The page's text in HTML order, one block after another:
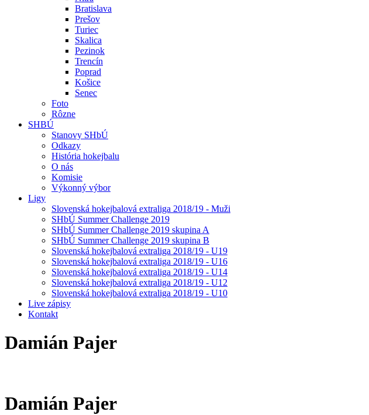
Bratislava
Prešov
Turiec
Skalica
Pezinok
Trencín
Poprad
Košice
Senec
Foto
Rôzne
SHBÚ
Stanovy SHbÚ
Odkazy
História hokejbalu
O nás
Komisie
Výkonný výbor
Ligy
Slovenská hokejbalová extraliga 2018/19 - Muži
SHbÚ Summer Challenge 2019
SHbÚ Summer Challenge 2019 skupina A
SHbÚ Summer Challenge 2019 skupina B
Slovenská hokejbalová extraliga 2018/19 - U19
Slovenská hokejbalová extraliga 2018/19 - U16
Slovenská hokejbalová extraliga 2018/19 - U14
Slovenská hokejbalová extraliga 2018/19 - U12
Slovenská hokejbalová extraliga 2018/19 - U10
Live zápisy
Kontakt
Damián Pajer
Damián Pajer